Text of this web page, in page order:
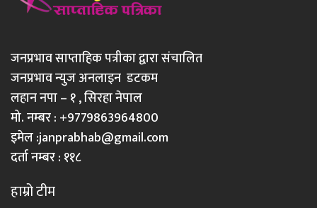
जनप्रभाव साप्ताहिक पत्रीका द्वारा संचालित
जनप्रभाव न्युज अनलाइन डटकम
लहान नपा – १ , सिरहा नेपाल
मो. नम्बर : +9779863964800
इमेल :janprabhab@gmail.com
दर्ता नम्बर : ११८
हाम्रो टीम